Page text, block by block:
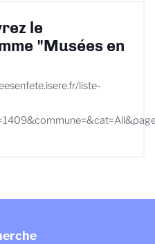
le
"Musées en
liste-